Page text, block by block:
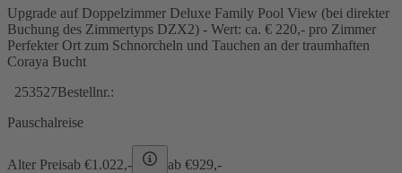
Upgrade auf Doppelzimmer Deluxe Family Pool View (bei direkter
Buchung des Zimmertyps DZX2) - Wert: ca. € 220,- pro Zimmer
Perfekter Ort zum Schnorcheln und Tauchen an der traumhaften
Coraya Bucht
253527Bestellnr.:
Pauschalreise
Alter Preisab €1.022,- ab €929,-